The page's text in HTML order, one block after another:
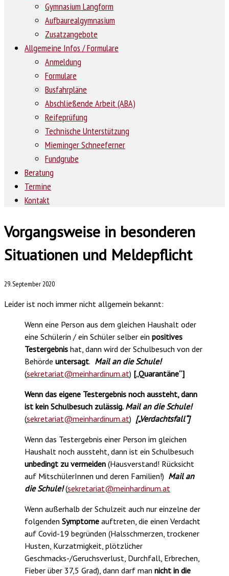
Gymnasium Langform
Aufbaurealgymnasium
Zusatzangebote
Allgemeine Infos / Formulare
Anmeldung
Formulare
Busfahrpläne
Abschließende Arbeit (ABA)
Reifeprüfung
Technische Unterstützung
Mieminger Schneeferner
Fundgrube
Beratung
Termine
Kontakt
Vorgangsweise in besonderen
Situationen und Meldepflicht
29. September 2020
Leider ist noch immer nicht allgemein bekannt:
Wenn eine Person aus dem gleichen Haushalt oder
eine Schülerin / ein Schüler selber ein positives
Testergebnis hat, dann wird der Schulbesuch von der
Behörde untersagt. Mail an die Schule!
(sekretariat@meinhardinum.at) [„Quarantäne“]
Wenn das eigene Testergebnis noch aussteht, dann
ist kein Schulbesuch zulässig. Mail an die Schule!
(sekretariat@meinhardinum.at) [„Verdachtsfall“]
Wenn das Testergebnis einer Person im gleichen
Haushalt noch aussteht, dann ist ein Schulbesuch
unbedingt zu vermeiden (Hausverstand! Rücksicht
auf MitschülerInnen und deren Familien!) Mail an
die Schule! (sekretariat@meinhardinum.at
Wenn außerhalb der Schulzeit auch nur einzelne der
folgenden Symptome auftreten, die einen Verdacht
auf Covid-19 begründen (Halsschmerzen, trockener
Husten, Kurzatmigkeit, plötzlicher
Geschmacks-/Geruchsverlust, Durchfall, Erbrechen,
Fieber über 37,5 Grad), dann darf man nicht in die